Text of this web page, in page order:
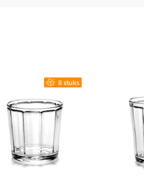
8 stuks